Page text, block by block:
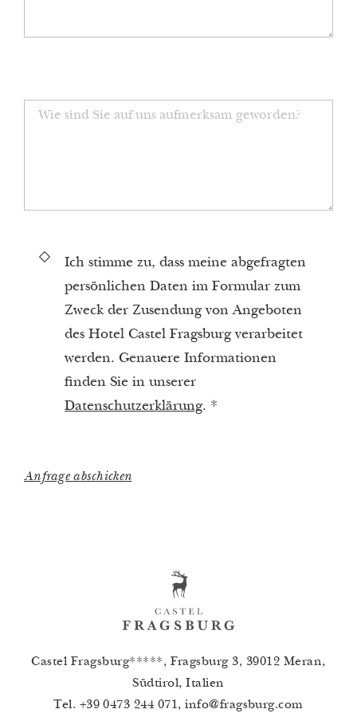
Ich stimme zu, dass meine abgefragten
persönlichen Daten im Formular zum
Zweck der Zusendung von Angeboten
des Hotel Castel Fragsburg verarbeitet
werden. Genauere Informationen
finden Sie in unserer
Datenschutzerklärung. *
Anfrage abschicken
Castel Fragsburg*****, Fragsburg 3, 39012 Meran,
Südtirol, Italien
Tel. +39 0473 244 071,info@fragsburg.com